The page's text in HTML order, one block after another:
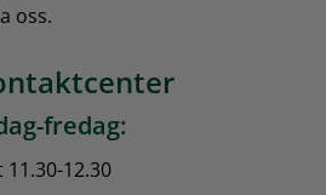
oss.
fredag:
12.30